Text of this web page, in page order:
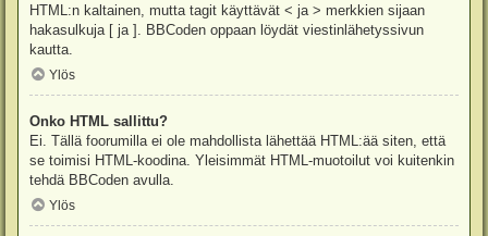
HTML:n kaltainen, mutta tagit käyttävät < ja > merkkien sijaan
hakasulkuja [ ja ]. BBCoden oppaan löydät viestinlähetyssivun
kautta.
Ylös
Onko HTML sallittu?
Ei. Tällä foorumilla ei ole mahdollista lähettää HTML:ää siten, että
se toimisi HTML-koodina. Yleisimmät HTML-muotoilut voi kuitenkin
tehdä BBCoden avulla.
Ylös